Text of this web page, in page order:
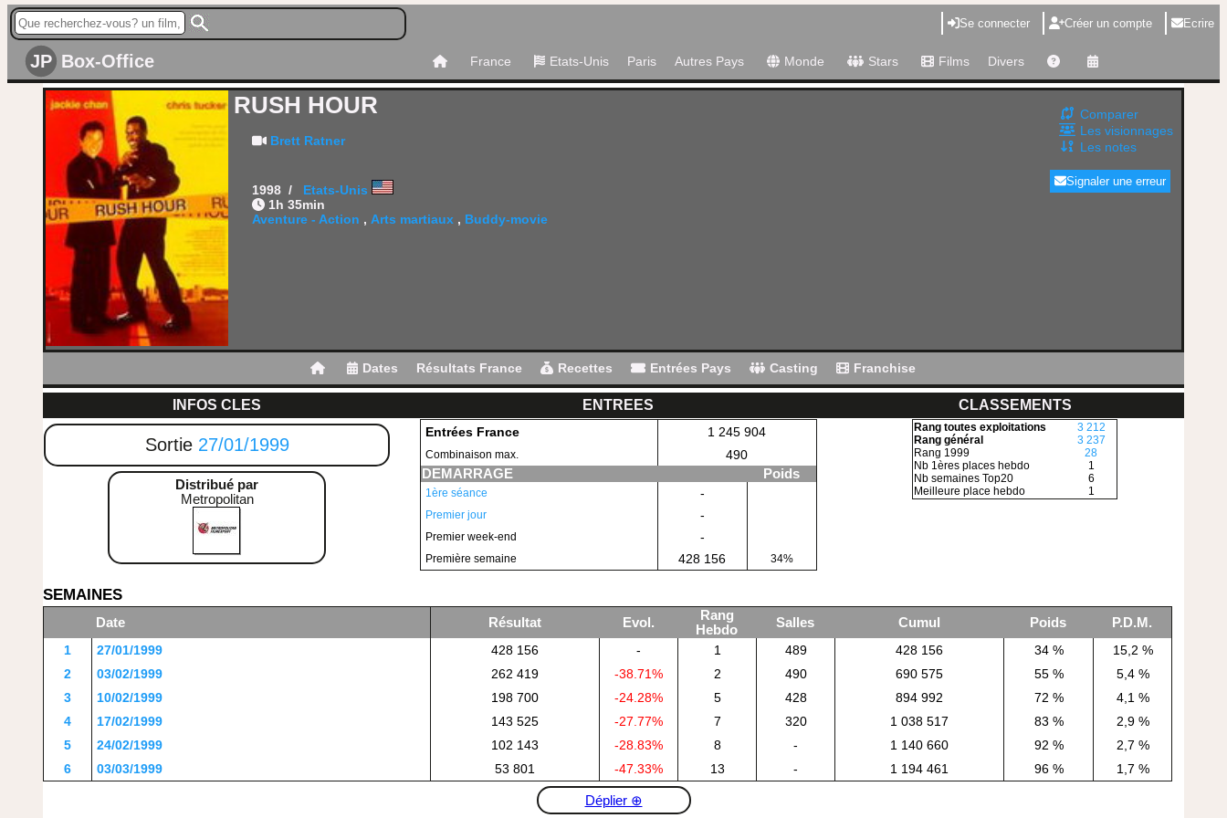
Se connecter Créer un compte Ecrire
JP Box-Office France Etats-Unis Paris Autres Pays Monde Stars Films Divers
RUSH HOUR
Brett Ratner
1998 / Etats-Unis
1h 35min
Aventure - Action , Arts martiaux , Buddy-movie
Comparer
Les visionnages
Les notes
Signaler une erreur
Dates Résultats France Recettes Entrées Pays Casting Franchise
INFOS CLES ENTREES CLASSEMENTS
Sortie 27/01/1999
Distribué par
Metropolitan
Entrées France 1 245 904
Combinaison max.
490
DEMARRAGE
Poids
1ère séance -
Premier jour -
Premier week-end -
Première semaine 428 156 34%
Rang toutes exploitations
Rang général
Rang 1999
Nb 1ères places hebdo
Nb semaines Top20
Meilleure place hebdo
3 212
3 237
28
1
6
1
SEMAINES
Date Résultat Evol.
Rang
Hebdo
Salles Cumul Poids
P.D.M.
1
27/01/1999 428 156 - 1 489 428 156 34 %
15,2 %
2
03/02/1999 262 419 -38.71% 2 490 690 575 55 %
5,4 %
3
10/02/1999 198 700 -24.28% 5 428 894 992 72 %
4,1 %
4
17/02/1999 143 525 -27.77% 7 320 1 038 517 83 %
2,9 %
5
24/02/1999 102 143 -28.83% 8 - 1 140 660 92 %
2,7 %
6
03/03/1999 53 801 -47.33% 13 - 1 194 461 96 % 1,7 %
Déplier ⊕